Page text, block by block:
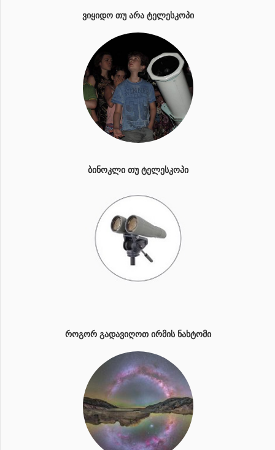
ᲕᲘᲧᲘᲓᲝ ᲗᲣ ᲐᲠᲐ ᲢᲔᲚᲔᲡᲙᲝᲞᲘ
ᲑᲘᲜᲝᲙᲚᲘ ᲗᲣ ᲢᲔᲚᲔᲡᲙᲝᲞᲘ
ᲠᲝᲒᲝᲠ ᲒᲐᲓᲐᲕᲘᲦᲝᲗ ᲘᲠᲛᲘᲡ ᲜᲐᲮᲢᲝᲛᲘ